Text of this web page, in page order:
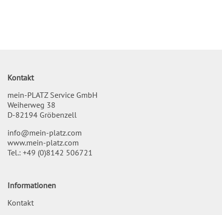
Kontakt
mein-PLATZ Service GmbH
Weiherweg 38
D-82194 Gröbenzell
info@mein-platz.com
www.mein-platz.com
Tel.: +49 (0)8142 506721
Informationen
Kontakt